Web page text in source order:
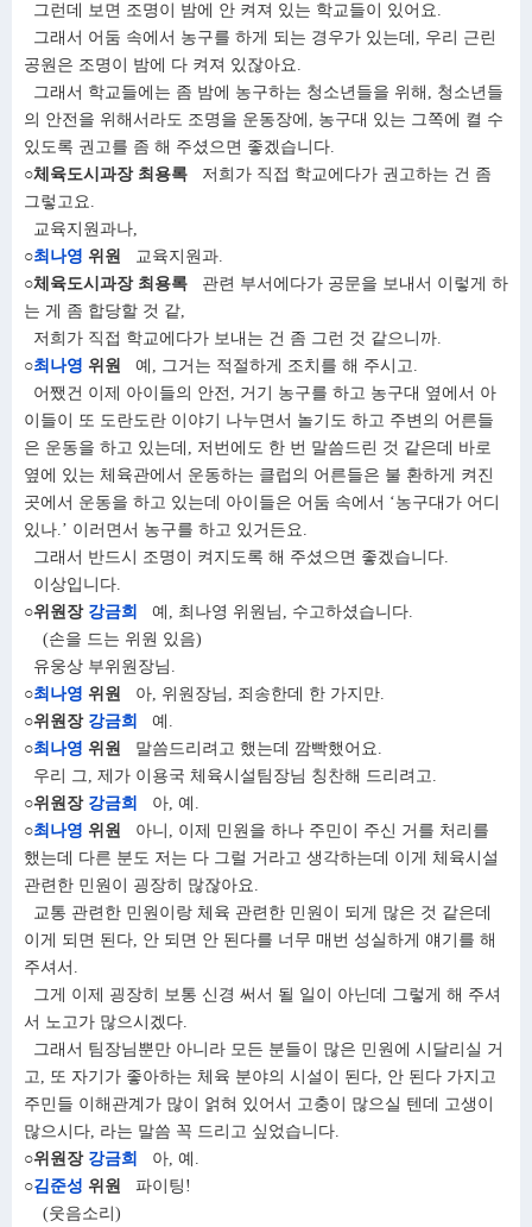
그런데 보면 조명이 밤에 안 켜져 있는 학교들이 있어요.
그래서 어둠 속에서 농구를 하게 되는 경우가 있는데, 우리 근린
공원은 조명이 밤에 다 켜져 있잖아요.
그래서 학교들에는 좀 밤에 농구하는 청소년들을 위해, 청소년들
의 안전을 위해서라도 조명을 운동장에, 농구대 있는 그쪽에 켤 수
있도록 권고를 좀 해 주셨으면 좋겠습니다.
○체육도시과장 최용록 저희가 직접 학교에다가 권고하는 건 좀
그렇고요.
교육지원과나,
○최나영 위원
교육지원과.
○체육도시과장 최용록 관련 부서에다가 공문을 보내서 이렇게 하
는 게 좀 합당할 것 같,
저희가 직접 학교에다가 보내는 건 좀 그런 것 같으니까.
○최나영 위원
예, 그거는 적절하게 조치를 해 주시고.
어쨌건 이제 아이들의 안전, 거기 농구를 하고 농구대 옆에서 아
이들이 또 도란도란 이야기 나누면서 놀기도 하고 주변의 어른들
은 운동을 하고 있는데, 저번에도 한 번 말씀드린 것 같은데 바로
옆에 있는 체육관에서 운동하는 클럽의 어른들은 불 환하게 켜진
곳에서 운동을 하고 있는데 아이들은 어둠 속에서 ‘농구대가 어디
있나.’ 이러면서 농구를 하고 있거든요.
그래서 반드시 조명이 켜지도록 해 주셨으면 좋겠습니다.
이상입니다.
○위원장 강금희
예, 최나영 위원님, 수고하셨습니다.
(손을 드는 위원 있음)
유웅상 부위원장님.
○최나영 위원
아, 위원장님, 죄송한데 한 가지만.
○위원장 강금희
예.
○최나영 위원
말씀드리려고 했는데 깜빡했어요.
우리 그, 제가 이용국 체육시설팀장님 칭찬해 드리려고.
○위원장 강금희
아, 예.
○최나영 위원
아니, 이제 민원을 하나 주민이 주신 거를 처리를
했는데 다른 분도 저는 다 그럴 거라고 생각하는데 이게 체육시설
관련한 민원이 굉장히 많잖아요.
교통 관련한 민원이랑 체육 관련한 민원이 되게 많은 것 같은데
이게 되면 된다, 안 되면 안 된다를 너무 매번 성실하게 얘기를 해
주셔서.
그게 이제 굉장히 보통 신경 써서 될 일이 아닌데 그렇게 해 주셔
서 노고가 많으시겠다.
그래서 팀장님뿐만 아니라 모든 분들이 많은 민원에 시달리실 거
고, 또 자기가 좋아하는 체육 분야의 시설이 된다, 안 된다 가지고
주민들 이해관계가 많이 얽혀 있어서 고충이 많으실 텐데 고생이
많으시다, 라는 말씀 꼭 드리고 싶었습니다.
○위원장 강금희
아, 예.
○김준성 위원
파이팅!
(웃음소리)